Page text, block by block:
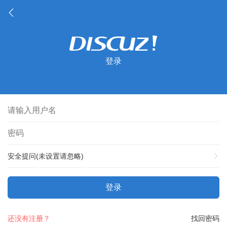
登录
安全提问(未设置请忽略)
登录
找回密码
还没有注册？